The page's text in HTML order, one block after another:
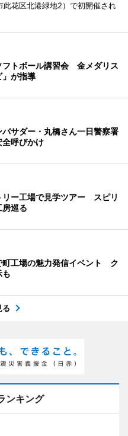
花区北港緑地2）で初開催され
フトボール講習会 金メダリス
」が指導
サダー・丸橋さん一日警察署
呼びかけ
リー工場で見学ツアー スピリ
房巡る
町工場の魅力発信イベント ク
も
る
ンキング